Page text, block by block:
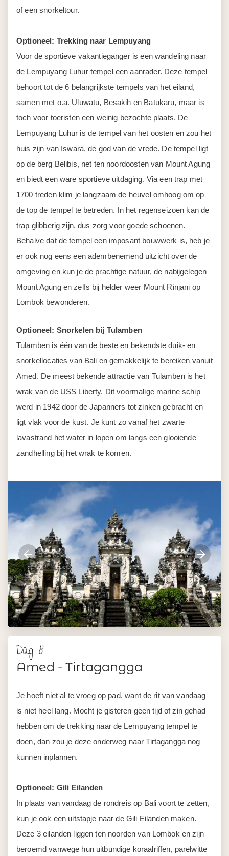
of een snorkeltour.
Optioneel: Trekking naar Lempuyang
Voor de sportieve vakantieganger is een wandeling naar
de Lempuyang Luhur tempel een aanrader. Deze tempel
behoort tot de 6 belangrijkste tempels van het eiland,
samen met o.a. Uluwatu, Besakih en Batukaru, maar is
toch voor toeristen een weinig bezochte plaats. De
Lempuyang Luhur is de tempel van het oosten en zou het
huis zijn van Iswara, de god van de vrede. De tempel ligt
op de berg Belibis, net ten noordoosten van Mount Agung
en biedt een ware sportieve uitdaging. Via een trap met
1700 treden klim je langzaam de heuvel omhoog om op
de top de tempel te betreden. In het regenseizoen kan de
trap glibberig zijn, dus zorg voor goede schoenen.
Behalve dat de tempel een imposant bouwwerk is, heb je
er ook nog eens een adembenemend uitzicht over de
omgeving en kun je de prachtige natuur, de nabijgelegen
Mount Agung en zelfs bij helder weer Mount Rinjani op
Lombok bewonderen.
Optioneel: Snorkelen bij Tulamben
Tulamben is één van de beste en bekendste duik- en
snorkellocaties van Bali en gemakkelijk te bereiken vanuit
Amed. De meest bekende attractie van Tulamben is het
wrak van de USS Liberty. Dit voormalige marine schip
werd in 1942 door de Japanners tot zinken gebracht en
ligt vlak voor de kust. Je kunt zo vanaf het zwarte
lavastrand het water in lopen om langs een glooiende
zandhelling bij het wrak te komen.
Dag 8
Amed - Tirtagangga
Je hoeft niet al te vroeg op pad, want de rit van vandaag
is niet heel lang. Mocht je gisteren geen tijd of zin gehad
hebben om de trekking naar de Lempuyang tempel te
doen, dan zou je deze onderweg naar Tirtagangga nog
kunnen inplannen.
Optioneel: Gili Eilanden
In plaats van vandaag de rondreis op Bali voort te zetten,
kun je ook een uitstapje naar de Gili Eilanden maken.
Deze 3 eilanden liggen ten noorden van Lombok en zijn
beroemd vanwege hun uitbundige koraalriffen, parelwitte